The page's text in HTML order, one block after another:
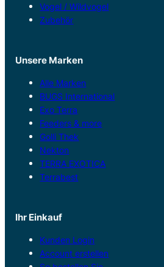
Vogel / Wildvogel
Zubehör
Unsere Marken
Alle Marken
BUGS International
Exo Terra
Feeders & more
Golli Thek
Nekton
TERRA EXOTICA
Terrabest
Ihr Einkauf
Kunden Login
Account erstellen